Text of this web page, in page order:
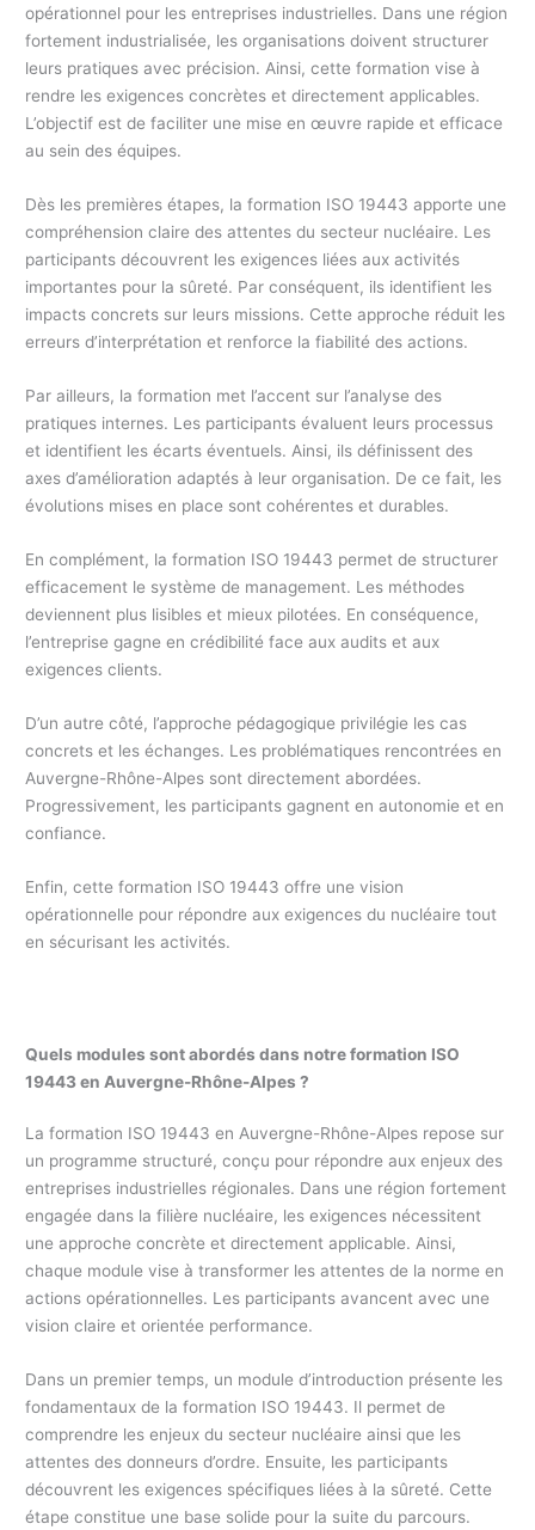
opérationnel pour les entreprises industrielles. Dans une région
fortement industrialisée, les organisations doivent structurer
leurs pratiques avec précision. Ainsi, cette formation vise à
rendre les exigences concrètes et directement applicables.
L’objectif est de faciliter une mise en œuvre rapide et efficace
au sein des équipes.
Dès les premières étapes, la formation ISO 19443 apporte une
compréhension claire des attentes du secteur nucléaire. Les
participants découvrent les exigences liées aux activités
importantes pour la sûreté. Par conséquent, ils identifient les
impacts concrets sur leurs missions. Cette approche réduit les
erreurs d’interprétation et renforce la fiabilité des actions.
Par ailleurs, la formation met l’accent sur l’analyse des
pratiques internes. Les participants évaluent leurs processus
et identifient les écarts éventuels. Ainsi, ils définissent des
axes d’amélioration adaptés à leur organisation. De ce fait, les
évolutions mises en place sont cohérentes et durables.
En complément, la formation ISO 19443 permet de structurer
efficacement le système de management. Les méthodes
deviennent plus lisibles et mieux pilotées. En conséquence,
l’entreprise gagne en crédibilité face aux audits et aux
exigences clients.
D’un autre côté, l’approche pédagogique privilégie les cas
concrets et les échanges. Les problématiques rencontrées en
Auvergne-Rhône-Alpes sont directement abordées.
Progressivement, les participants gagnent en autonomie et en
confiance.
Enfin, cette formation ISO 19443 offre une vision
opérationnelle pour répondre aux exigences du nucléaire tout
en sécurisant les activités.
Quels modules sont abordés dans notre formation ISO
19443 en Auvergne-Rhône-Alpes ?
La formation ISO 19443 en Auvergne-Rhône-Alpes repose sur
un programme structuré, conçu pour répondre aux enjeux des
entreprises industrielles régionales. Dans une région fortement
engagée dans la filière nucléaire, les exigences nécessitent
une approche concrète et directement applicable. Ainsi,
chaque module vise à transformer les attentes de la norme en
actions opérationnelles. Les participants avancent avec une
vision claire et orientée performance.
Dans un premier temps, un module d’introduction présente les
fondamentaux de la formation ISO 19443. Il permet de
comprendre les enjeux du secteur nucléaire ainsi que les
attentes des donneurs d’ordre. Ensuite, les participants
découvrent les exigences spécifiques liées à la sûreté. Cette
étape constitue une base solide pour la suite du parcours.